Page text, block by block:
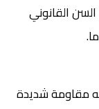
القانوني
مقاومة شديدة